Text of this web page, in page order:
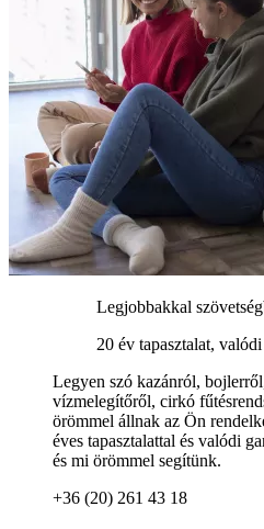
Legjobbakkal
20 év tapasztalat,
Legyen szó kazánról,
vízmelegítőről, cirkó
örömmel állnak az Ön
éves tapasztalattal és valódi
és mi örömmel segítünk.
+36 (20) 261 43 18